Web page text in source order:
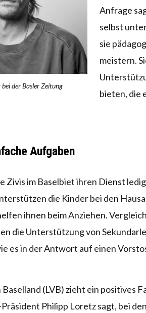
der Basler Zeitung
Anfrage
selbst
sie
meistern.
bieten, die
Aufgaben
Zivis im Baselbiet ihren Dienst
die Kinder bei den
ihnen beim Anziehen.
die Unterstützung von
es in der Antwort auf einen
(LVB) zieht ein positives
Philipp Loretz sagt, bei